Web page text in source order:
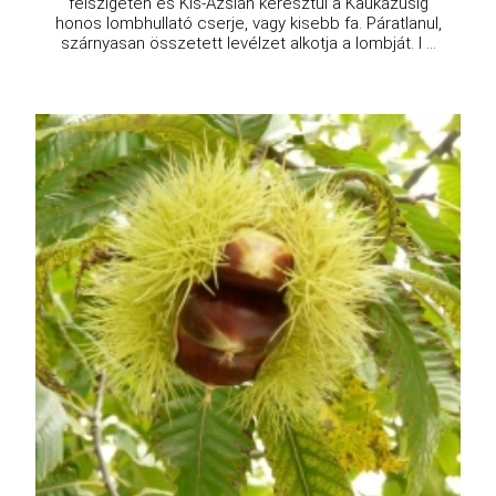
honos lombhullató cserje, vagy kisebb fa. Páratlanul,
szárnyasan összetett levélzet alkotja a lombját. I ...